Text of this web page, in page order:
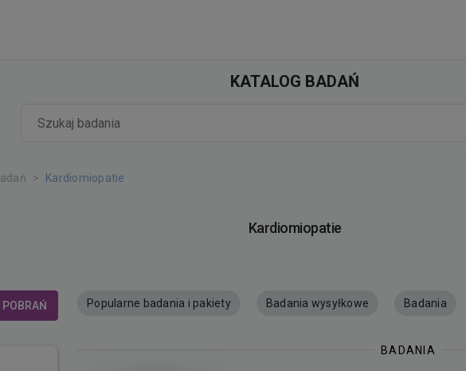
KATALOG BADAŃ
Kardiomiopatie
Kardiomiopatie
Popularne badania i pakiety Badania wysyłkowe Badania
BADANIA